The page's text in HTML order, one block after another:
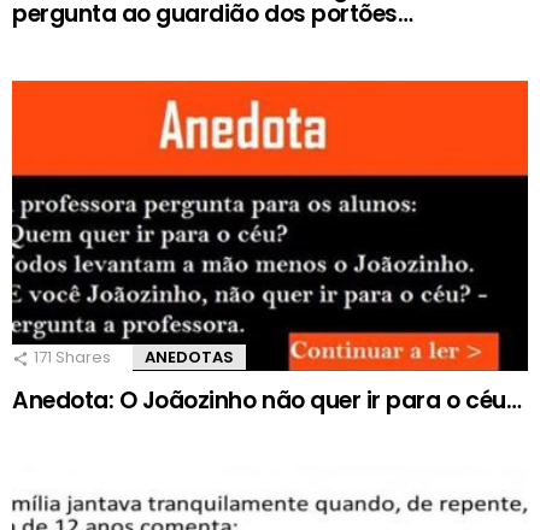
pergunta ao guardião dos portões…
171 Shares ANEDOTAS
Anedota: O Joãozinho não quer ir para o céu…